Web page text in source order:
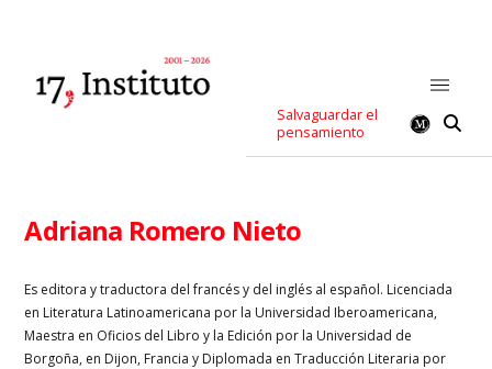
Salvaguardar el
pensamiento
Adriana Romero Nieto
Es editora y traductora del francés y del inglés al español. Licenciada
en Literatura Latinoamericana por la Universidad Iberoamericana,
Maestra en Oficios del Libro y la Edición por la Universidad de
Borgoña, en Dijon, Francia y Diplomada en Traducción Literaria por